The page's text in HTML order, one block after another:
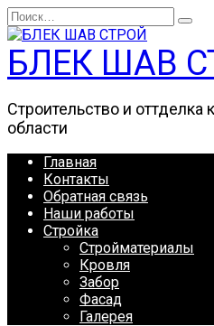
Перейти
к
содержанию
Search
for:
БЛЕК ШАВ
Строительство и
области
Главная
Контакты
Обратная связь
Наши работы
Стройка
Стройматериалы
Кровля
Забор
Фасад
Галерея